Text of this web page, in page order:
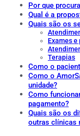
Por que
Qual é a
Quais são os
Exames
Terapias
Como o
Como o
unidade?
Como
pagamento?
Quais são os
outras clínicas